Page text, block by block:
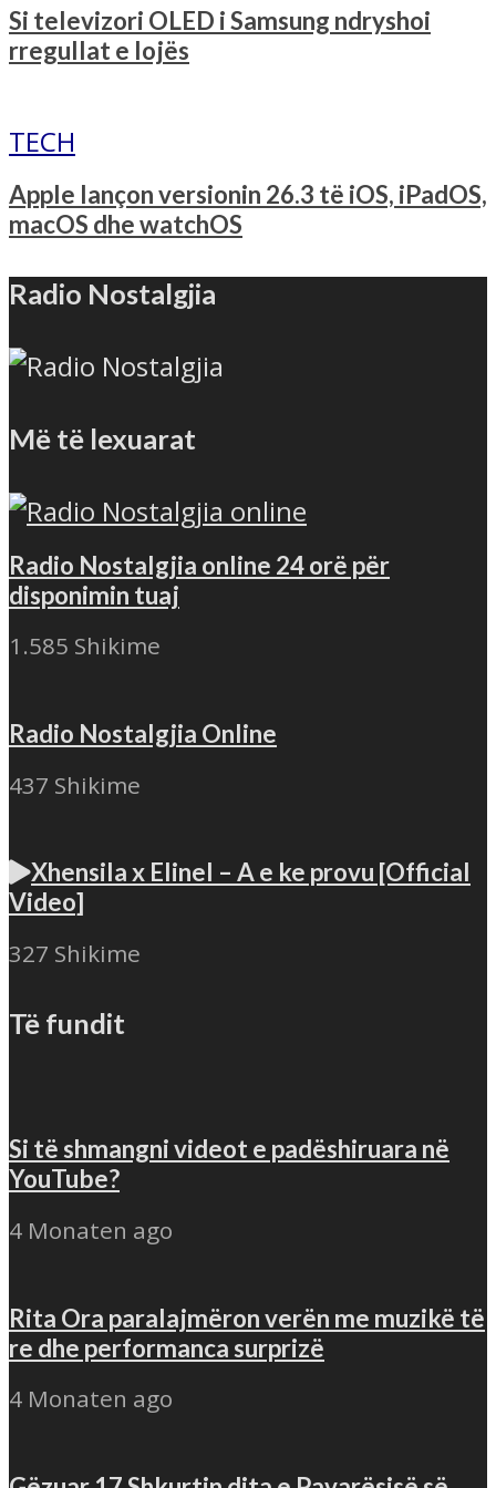
Si televizori OLED i Samsung ndryshoi
rregullat e lojës
TECH
Apple lançon versionin 26.3 të iOS, iPadOS,
macOS dhe watchOS
Radio Nostalgjia
Më të lexuarat
Radio Nostalgjia online 24 orë për
disponimin tuaj
1.585 Shikime
Radio Nostalgjia Online
437 Shikime
Xhensila x Elinel – A e ke provu [Official
Video]
327 Shikime
Të fundit
Si të shmangni videot e padëshiruara në
YouTube?
4 Monaten ago
Rita Ora paralajmëron verën me muzikë të
re dhe performanca surprizë
4 Monaten ago